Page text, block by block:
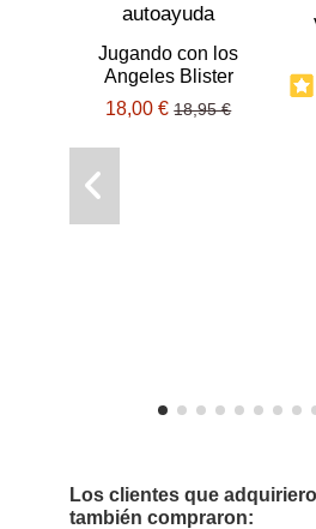
Jugando con los
Angeles Blister
18,00 €18,95 €
Los clientes que
también compraron: